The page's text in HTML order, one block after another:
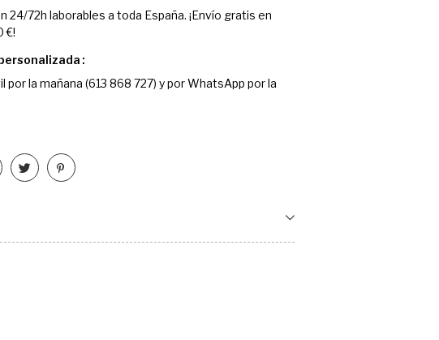
24/72h laborables a toda España. ¡Envío gratis en
€!
la mañana (613 868 727) y por WhatsApp por la